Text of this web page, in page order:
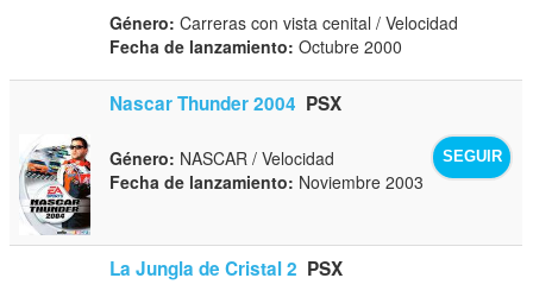
Género: Carreras con vista cenital / Velocidad
Fecha de lanzamiento: Octubre 2000
Nascar Thunder 2004 PSX
SEGUIR
Género: NASCAR / Velocidad
Fecha de lanzamiento: Noviembre 2003
La Jungla de Cristal 2 PSX